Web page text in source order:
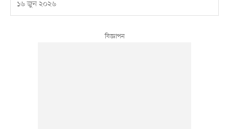
১৬ জুন ২০২৬